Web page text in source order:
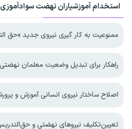
استخدام آموزشیاران نهضت سوادآموزی
ممنوعیت به کار گیری نیروی جدید «حق
راهکار برای تبدیل وضعیت معلمان نهضتی،
اصلاح ساختار نیروی انسانی آموزش و پرورش
تعیین‌تکلیف نیروهای نهضتی و